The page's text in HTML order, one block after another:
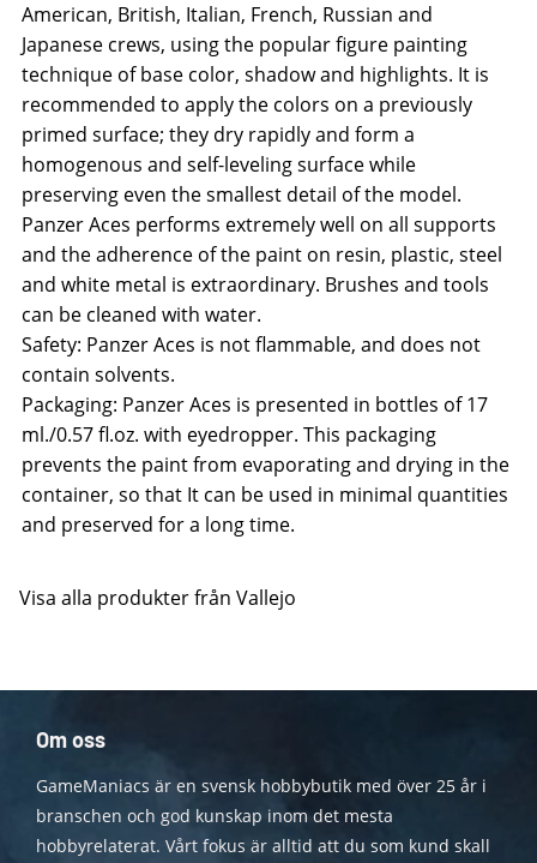
American, British, Italian, French, Russian and
Japanese crews, using the popular figure painting
technique of base color, shadow and highlights. It is
recommended to apply the colors on a previously
primed surface; they dry rapidly and form a
homogenous and self-leveling surface while
preserving even the smallest detail of the model.
Panzer Aces performs extremely well on all supports
and the adherence of the paint on resin, plastic, steel
and white metal is extraordinary. Brushes and tools
can be cleaned with water.
Safety: Panzer Aces is not flammable, and does not
contain solvents.
Packaging: Panzer Aces is presented in bottles of 17
ml./0.57 fl.oz. with eyedropper. This packaging
prevents the paint from evaporating and drying in the
container, so that It can be used in minimal quantities
and preserved for a long time.
Visa alla produkter från Vallejo
Om oss
GameManiacs är en svensk hobbybutik med över 25 år i
branschen och god kunskap inom det mesta
hobbyrelaterat. Vårt fokus är alltid att du som kund skall